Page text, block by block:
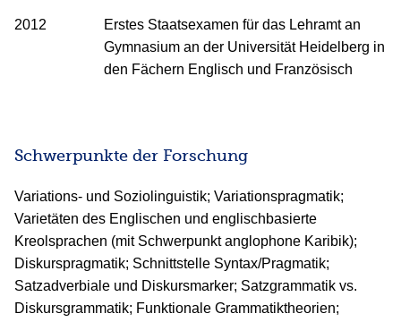
2012
Erstes Staatsexamen für das Lehramt an
Gymnasium an der Universität Heidelberg in
den Fächern Englisch und Französisch
Schwerpunkte der Forschung
Variations- und Soziolinguistik; Variationspragmatik;
Varietäten des Englischen und englischbasierte
Kreolsprachen (mit Schwerpunkt anglophone Karibik);
Diskurspragmatik; Schnittstelle Syntax/Pragmatik;
Satzadverbiale und Diskursmarker; Satzgrammatik vs.
Diskursgrammatik; Funktionale Grammatiktheorien;